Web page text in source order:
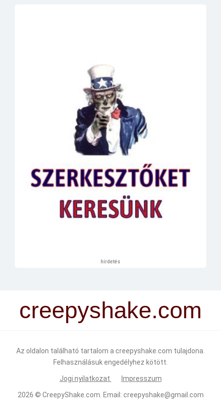
hirdetés
creepyshake.com
Az oldalon található tartalom a creepyshake.com tulajdona.
Felhasználásuk engedélyhez kötött.
Jogi nyilatkozat Impresszum
2026 © CreepyShake.com. Email: creepyshake@gmail.com